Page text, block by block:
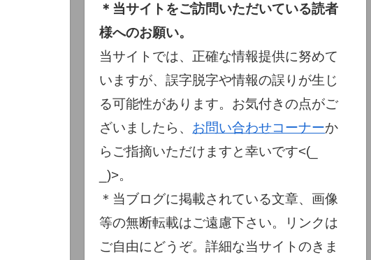
＊当サイトをご訪問いただいている読者
様へのお願い。
当サイトでは、正確な情報提供に努めて
いますが、誤字脱字や情報の誤りが生じ
る可能性があります。お気付きの点がご
ざいましたら、 お問い合わせコーナーか
らご指摘いただけますと幸いです<(_
_)>。
＊当ブログに掲載されている文章、画像
等の無断転載はご遠慮下さい。リンクは
ご自由にどうぞ。詳細な当サイトのきま